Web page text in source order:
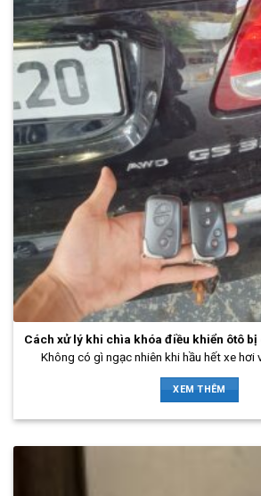
Cách xử lý khi chìa khóa điều khiển ôtô bị
Không có gì ngạc nhiên khi hầu hết xe hơi
XEM THÊM